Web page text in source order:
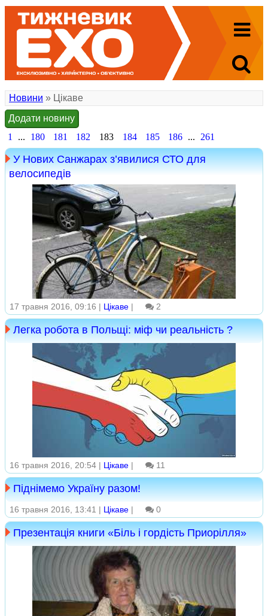
Новини » Цікаве
Додати новину
1
... 180 181 182 183 184 185 186 ... 261
У Нових Санжарах з’явилися СТО для
велосипедів
17 травня 2016, 09:16 | Цікаве | 2
Легка робота в Польщі: міф чи реальність ?
16 травня 2016, 20:54 | Цікаве | 11
Піднімемо Україну разом!
16 травня 2016, 13:41 | Цікаве | 0
Презентація книги «Біль і гордість Приорілля»